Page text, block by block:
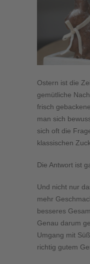
Ostern ist die
gemütliche
frisch
man sich
sich oft die
klassischen
Die Antwort ist
Und nicht nur
mehr
besseres
Genau darum
Umgang mit
richtig gutem